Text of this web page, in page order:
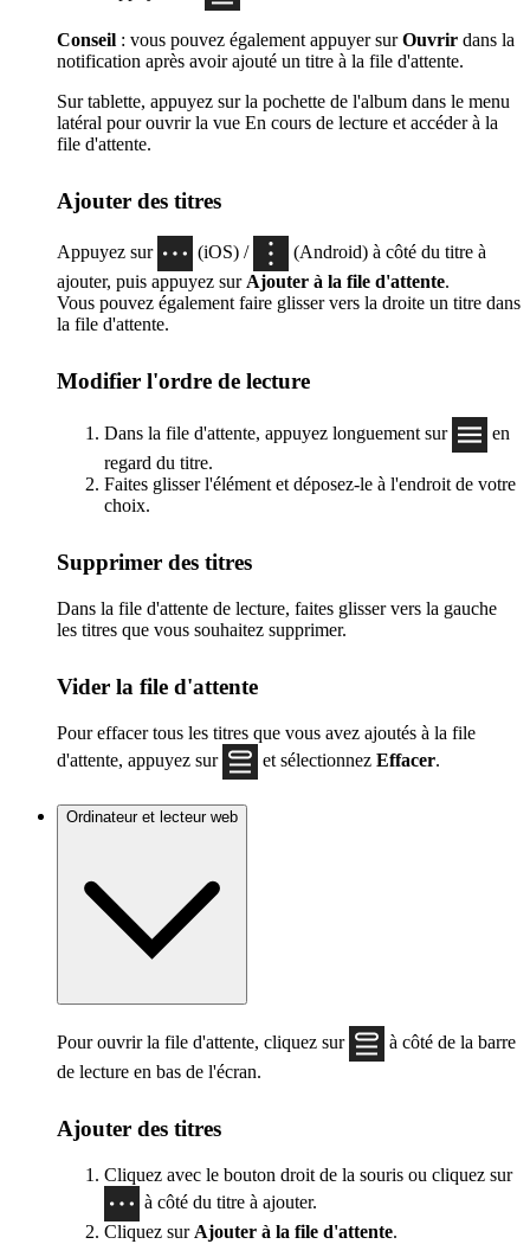
Conseil : vous pouvez également appuyer surOuvrir dans la
notification après avoir ajouté un titre à la file d'attente.
Sur tablette, appuyez sur la pochette de l'album dans le menu
latéral pour ouvrir la vue En cours de lecture et accéder à la
file d'attente.
Ajouter des titres
Appuyez sur (iOS) /
(Android) à côté du titre à
ajouter, puis appuyez surAjouter à la file d'attente.
Vous pouvez également faire glisser vers la droite un titre dans
la file d'attente.
Modifier l'ordre de lecture
Dans la file d'attente, appuyez longuement sur
en
regard du titre.
Faites glisser l'élément et déposez-le à l'endroit de votre
choix.
Supprimer des titres
Dans la file d'attente de lecture, faites glisser vers la gauche
les titres que vous souhaitez supprimer.
Vider la file d'attente
Pour effacer tous les titres que vous avez ajoutés à la file
d'attente, appuyez sur
et sélectionnez Effacer.
Ordinateur et lecteur web
Pour ouvrir la file d'attente, cliquez sur
à côté de la barre
de lecture en bas de l'écran.
Ajouter des titres
Cliquez avec le bouton droit de la souris ou cliquez sur
à côté du titre à ajouter.
Cliquez sur Ajouter à la file d'attente.